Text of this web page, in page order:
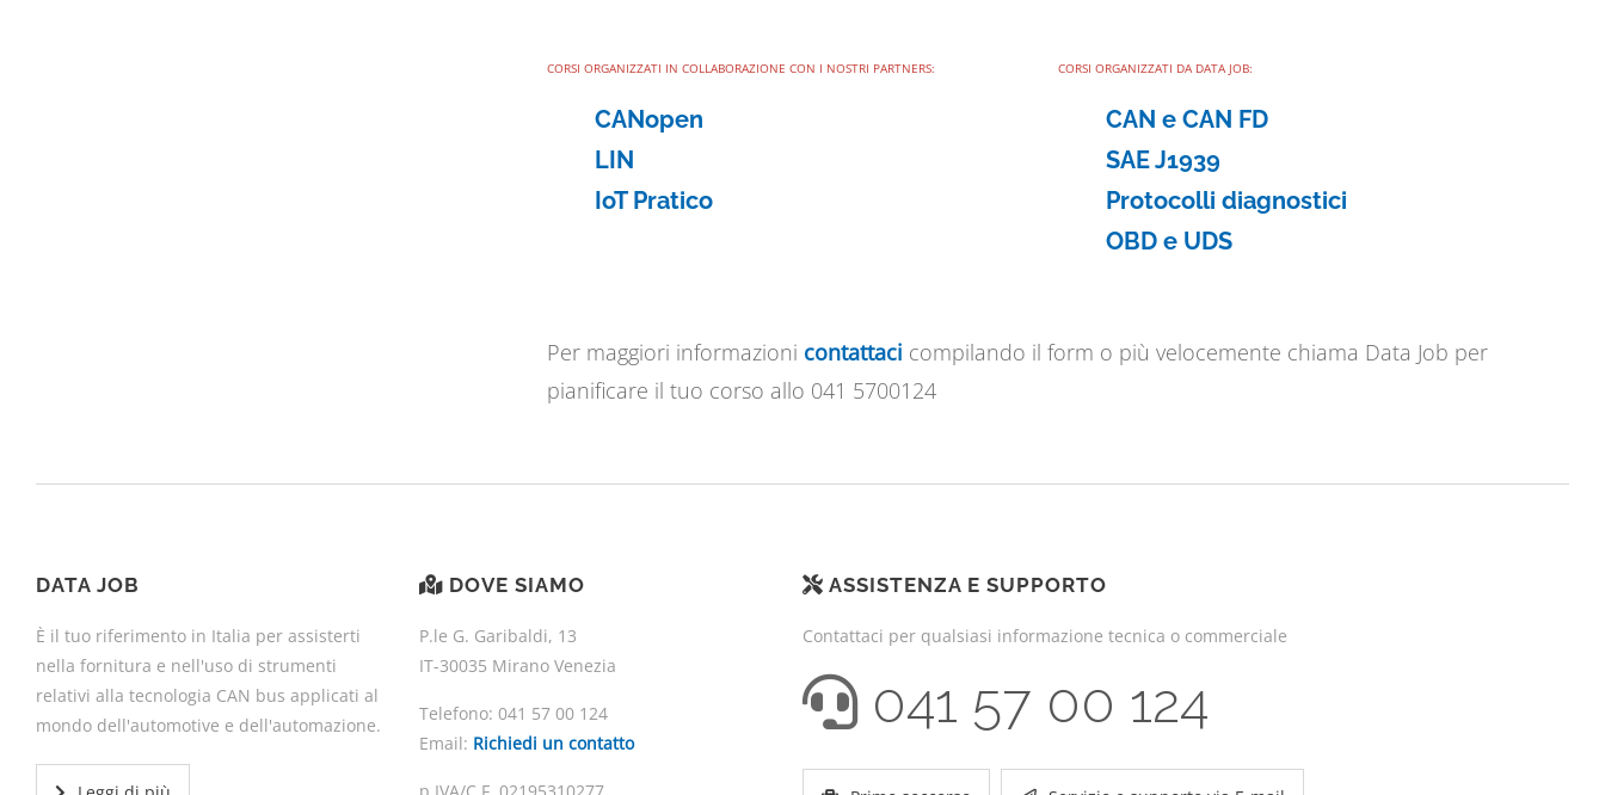
CORSI ORGANIZZATI IN COLLABORAZIONE CON I NOSTRI PARTNERS:
CANopen
LIN
IoT Pratico
CORSI ORGANIZZATI DA DATA JOB:
CAN e CAN FD
SAE J1939
Protocolli diagnostici
OBD e UDS
Per maggiori informazioni contattaci compilando il form o più velocemente chiama Data Job per
pianificare il tuo corso allo 041 5700124
DATA JOB
È il tuo riferimento in Italia per assisterti
nella fornitura e nell'uso di strumenti
relativi alla tecnologia CAN bus applicati al
mondo dell'automotive e dell'automazione.
DOVE SIAMO
P.le G. Garibaldi, 13
IT-30035 Mirano Venezia
Telefono: 041 57 00 124
Email: Richiedi un contatto
ASSISTENZA E SUPPORTO
Contattaci per qualsiasi informazione tecnica o commerciale
041 57 00 124